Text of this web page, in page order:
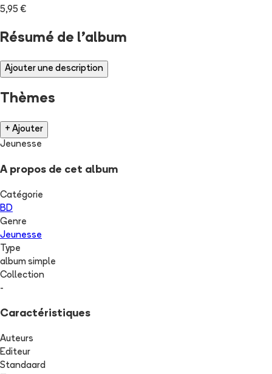
5,95 €
Résumé de l'album
Ajouter une description
Thèmes
+ Ajouter
Jeunesse
A propos de cet album
Catégorie
BD
Genre
Jeunesse
Type
album simple
Collection
-
Caractéristiques
Auteurs
Editeur
Standaard